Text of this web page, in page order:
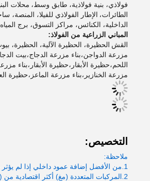
فولاذي، بنية فولاذية، طابق وسط، محلات
الطائرات، الإطار الفولاذي للفيلا، المنصة،
الداخلية، الكنائس، مراكز التسوق، برج
المباني الزراعية من الفولاذ:
القش الحظيرة، الحظيرة الآلية، الحظيرة،
مزرعة الدواجن،بناء مزرعة الدجاج،بيت
اللحم،حظيرة الأبقار،حظيرة الأبقار،بناء مزرعة
مزرعة الخنازير،بناء مزرعة الماعز،حظيرة
التخصيص:
ملاحظة:
1.من الأفضل إضافة عمود داخلي إذا لم يؤثر على الاستخدام
2.المركبات المتعددة (مغ) أكثر اقتصادية